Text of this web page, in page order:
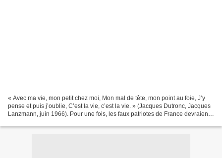
« Avec ma vie, mon petit chez moi, Mon mal de tête, mon point au foie, J’y
pense et puis j’oublie, C’est la vie, c’est la vie. » (Jacques Dutronc, Jacques
Lanzmann, juin 1966). Pour une fois, les faux patriotes de France devraient